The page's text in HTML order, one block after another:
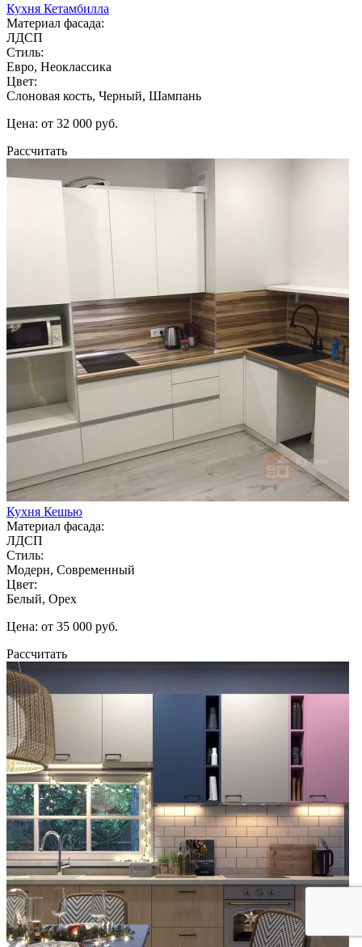
Кухня Кетамбилла
Материал фасада:
ЛДСП
Стиль:
Евро, Неоклассика
Цвет:
Слоновая кость, Черный, Шампань
Цена: от 32 000 руб.
Рассчитать
Кухня Кешью
Материал фасада:
ЛДСП
Стиль:
Модерн, Современный
Цвет:
Белый, Орех
Цена: от 35 000 руб.
Рассчитать